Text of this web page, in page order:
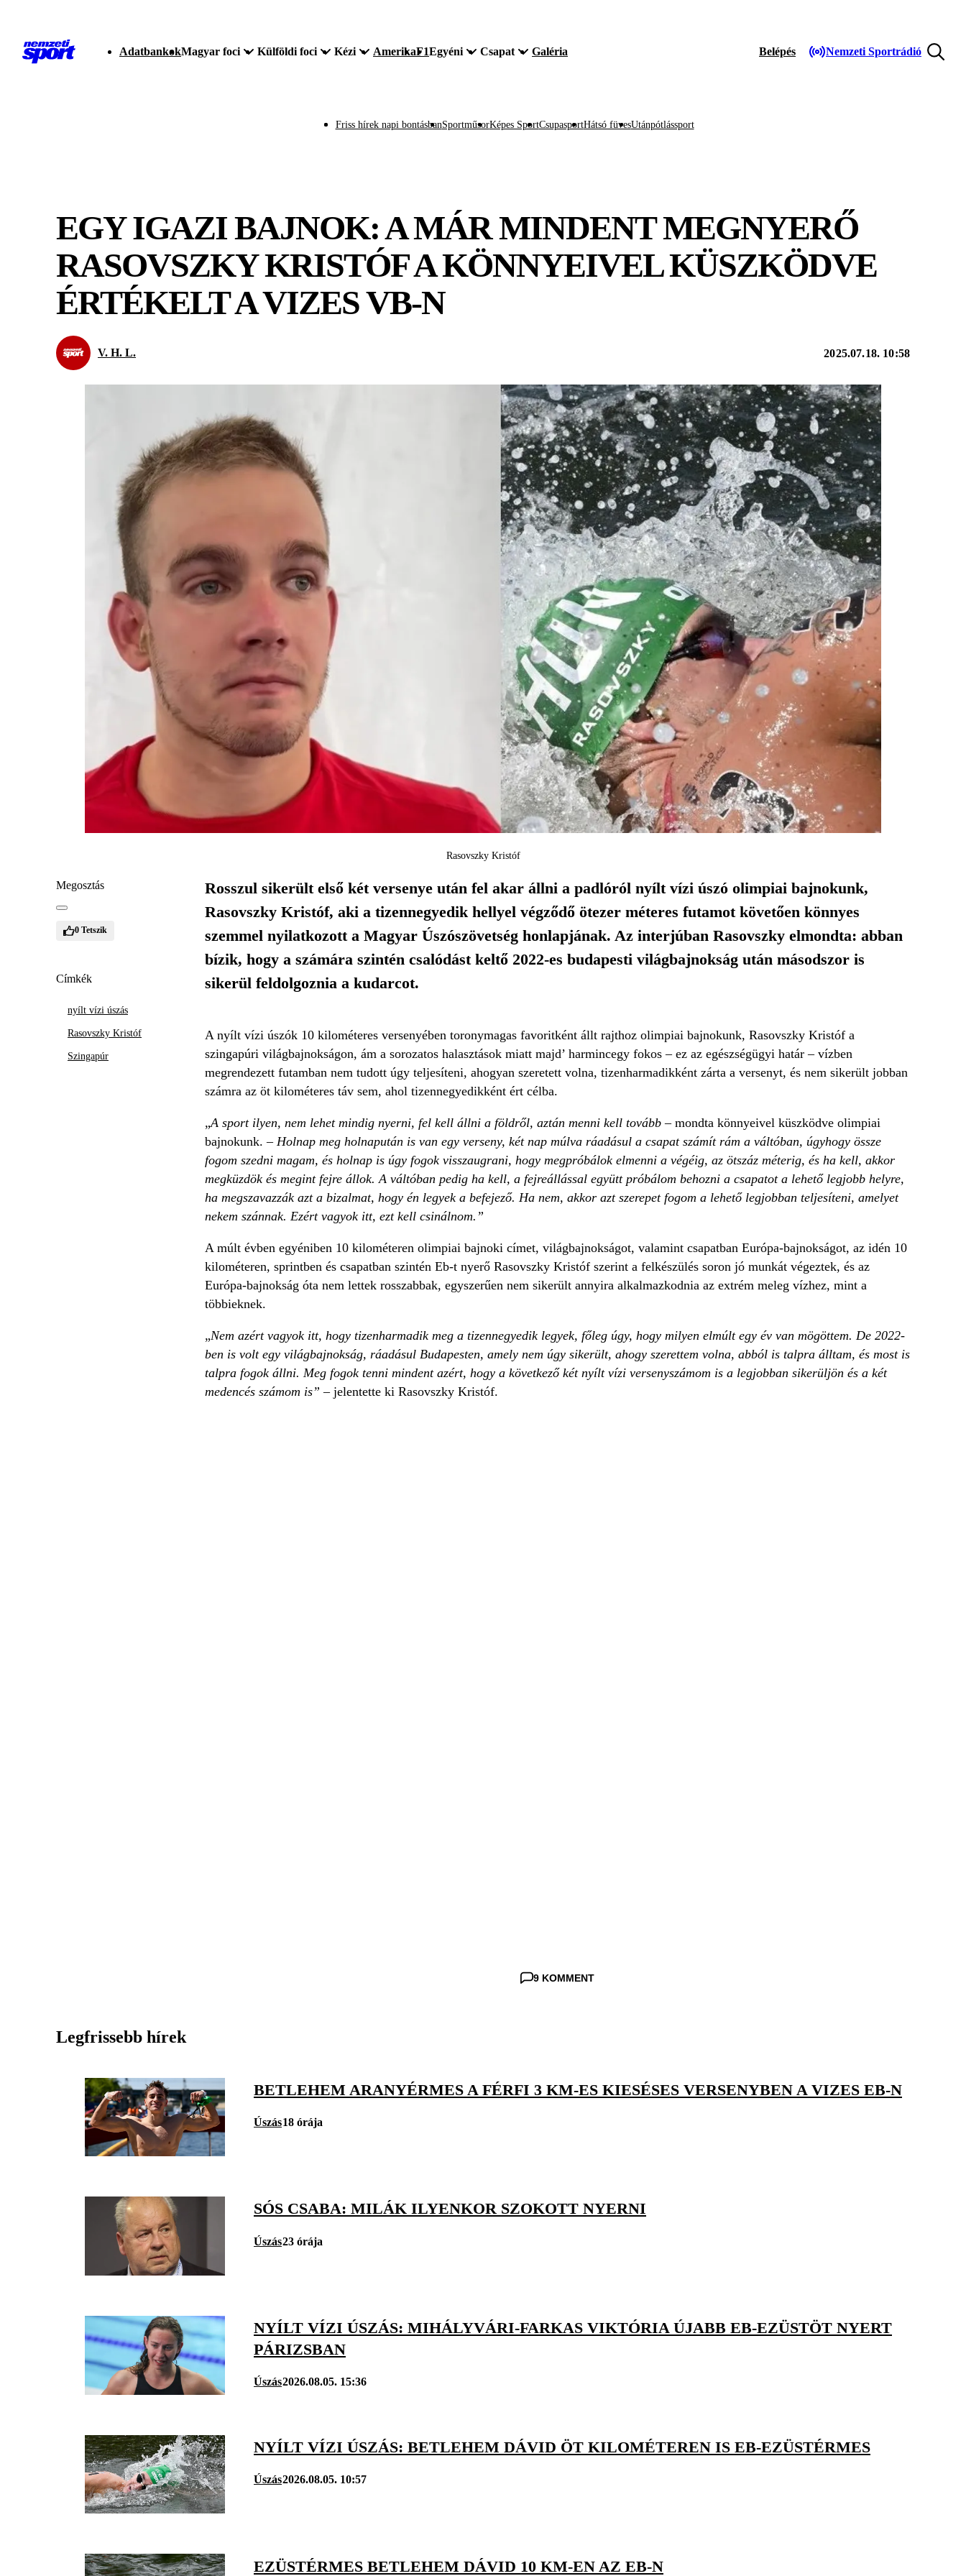
AdatbankokMagyar foci Külföldi foci Kézi AmerikaF1Egyéni Csapat Galéria Belépés Nemzeti Sportrádió
Friss hírek napi bontásbanSportműsorKépes SportCsupasportHátsó füvesUtánpótlássport
EGY IGAZI BAJNOK: A MÁR MINDENT MEGNYERŐ
RASOVSZKY KRISTÓF A KÖNNYEIVEL KÜSZKÖDVE
ÉRTÉKELT A VIZES VB-N
V. H. L. 2025.07.18. 10:58
Rasovszky Kristóf
Megosztás
0 Tetszik
Címkék
nyílt vízi úszás
Rasovszky Kristóf
Szingapúr
Rosszul sikerült első két versenye után fel akar állni a padlóról nyílt vízi úszó olimpiai bajnokunk,
Rasovszky Kristóf, aki a tizennegyedik hellyel végződő ötezer méteres futamot követően könnyes
szemmel nyilatkozott a Magyar Úszószövetség honlapjának. Az interjúban Rasovszky elmondta: abban
bízik, hogy a számára szintén csalódást keltő 2022-es budapesti világbajnokság után másodszor is
sikerül feldolgoznia a kudarcot.
A nyílt vízi úszók 10 kilométeres versenyében toronymagas favoritként állt rajthoz olimpiai bajnokunk, Rasovszky Kristóf a
szingapúri világbajnokságon, ám a sorozatos halasztások miatt majd’ harmincegy fokos – ez az egészségügyi határ – vízben
megrendezett futamban nem tudott úgy teljesíteni, ahogyan szeretett volna, tizenharmadikként zárta a versenyt, és nem sikerült jobban
számra az öt kilométeres táv sem, ahol tizennegyedikként ért célba.
„A sport ilyen, nem lehet mindig nyerni, fel kell állni a földről, aztán menni kell tovább– mondta könnyeivel küszködve olimpiai
bajnokunk. – Holnap meg holnapután is van egy verseny, két nap múlva ráadásul a csapat számít rám a váltóban, úgyhogy össze
fogom szedni magam, és holnap is úgy fogok visszaugrani, hogy megpróbálok elmenni a végéig, az ötszáz méterig, és ha kell, akkor
megküzdök és megint fejre állok. A váltóban pedig ha kell, a fejreállással együtt próbálom behozni a csapatot a lehető legjobb helyre,
ha megszavazzák azt a bizalmat, hogy én legyek a befejező. Ha nem, akkor azt szerepet fogom a lehető legjobban teljesíteni, amelyet
nekem szánnak. Ezért vagyok itt, ezt kell csinálnom.”
A múlt évben egyéniben 10 kilométeren olimpiai bajnoki címet, világbajnokságot, valamint csapatban Európa-bajnokságot, az idén 10
kilométeren, sprintben és csapatban szintén Eb-t nyerő Rasovszky Kristóf szerint a felkészülés soron jó munkát végeztek, és az
Európa-bajnokság óta nem lettek rosszabbak, egyszerűen nem sikerült annyira alkalmazkodnia az extrém meleg vízhez, mint a
többieknek.
„Nem azért vagyok itt, hogy tizenharmadik meg a tizennegyedik legyek, főleg úgy, hogy milyen elmúlt egy év van mögöttem. De 2022-
ben is volt egy világbajnokság, ráadásul Budapesten, amely nem úgy sikerült, ahogy szerettem volna, abból is talpra álltam, és most is
talpra fogok állni. Meg fogok tenni mindent azért, hogy a következő két nyílt vízi versenyszámom is a legjobban sikerüljön és a két
medencés számom is”– jelentette ki Rasovszky Kristóf.
9 KOMMENT
Legfrissebb hírek
BETLEHEM ARANYÉRMES A FÉRFI 3 KM-ES KIESÉSES VERSENYBEN A VIZES EB-N
Úszás18 órája
SÓS CSABA: MILÁK ILYENKOR SZOKOTT NYERNI
Úszás23 órája
NYÍLT VÍZI ÚSZÁS: MIHÁLYVÁRI-FARKAS VIKTÓRIA ÚJABB EB-EZÜSTÖT NYERT
PÁRIZSBAN
Úszás2026.08.05. 15:36
NYÍLT VÍZI ÚSZÁS: BETLEHEM DÁVID ÖT KILOMÉTEREN IS EB-EZÜSTÉRMES
Úszás2026.08.05. 10:57
EZÜSTÉRMES BETLEHEM DÁVID 10 KM-EN AZ EB-N